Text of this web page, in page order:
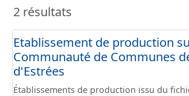
2 résultats
Etablissement de production
Communauté de Communes
d'Estrées
Établissements de production issu du